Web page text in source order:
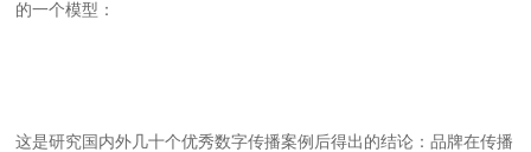
的一个模型：
这是研究国内外几十个优秀数字传播案例后得出的结论：品牌在传播